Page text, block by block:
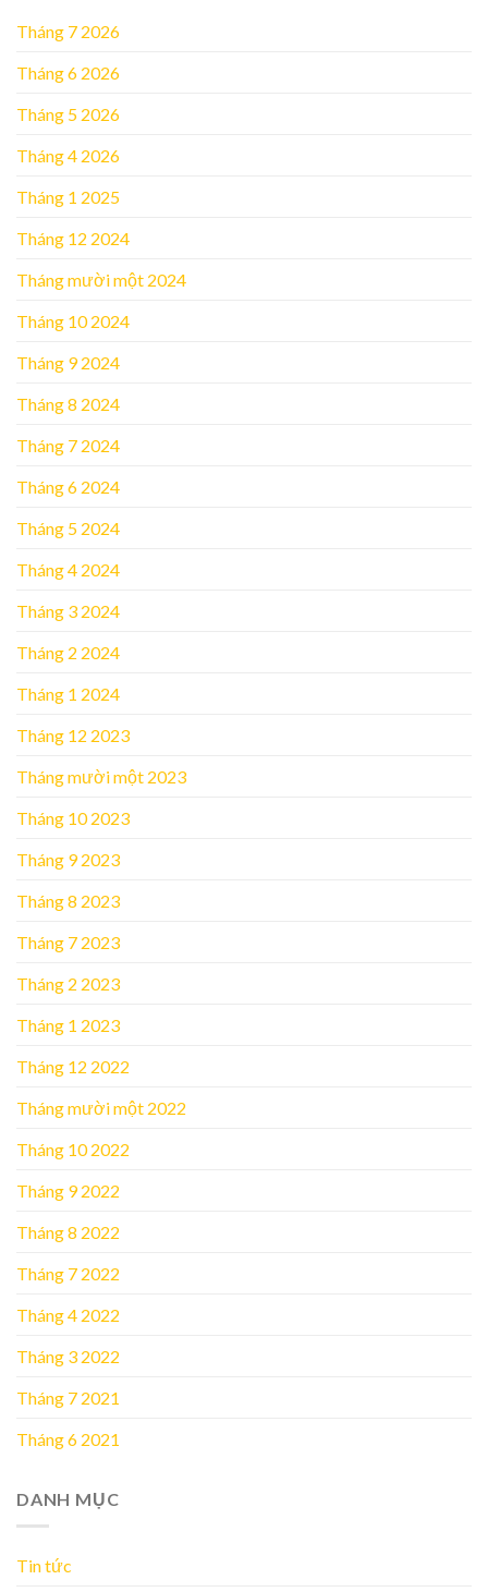
Tháng 7 2026
Tháng 6 2026
Tháng 5 2026
Tháng 4 2026
Tháng 1 2025
Tháng 12 2024
Tháng mười một 2024
Tháng 10 2024
Tháng 9 2024
Tháng 8 2024
Tháng 7 2024
Tháng 6 2024
Tháng 5 2024
Tháng 4 2024
Tháng 3 2024
Tháng 2 2024
Tháng 1 2024
Tháng 12 2023
Tháng mười một 2023
Tháng 10 2023
Tháng 9 2023
Tháng 8 2023
Tháng 7 2023
Tháng 2 2023
Tháng 1 2023
Tháng 12 2022
Tháng mười một 2022
Tháng 10 2022
Tháng 9 2022
Tháng 8 2022
Tháng 7 2022
Tháng 4 2022
Tháng 3 2022
Tháng 7 2021
Tháng 6 2021
DANH MỤC
Tin tức